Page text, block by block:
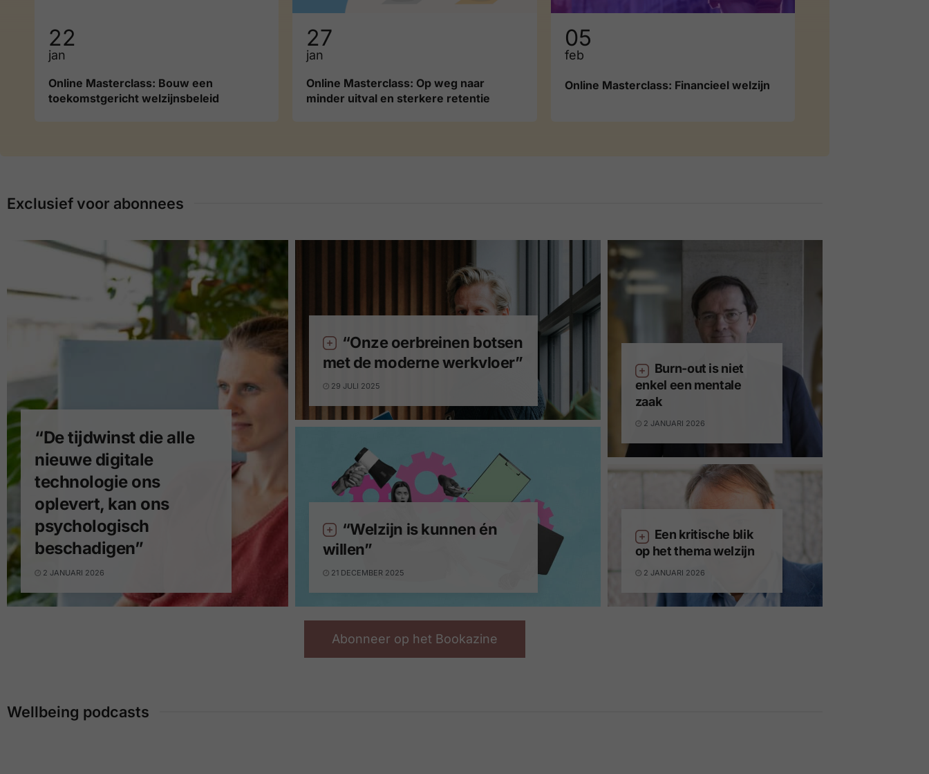
22
jan
Online Masterclass: Bouw een
toekomstgericht welzijnsbeleid
27
jan
Online Masterclass: Op weg naar
minder uitval en sterkere retentie
05
feb
Online Masterclass: Financieel welzijn
Exclusief voor abonnees
“De tijdwinst die alle
nieuwe digitale
technologie ons
oplevert, kan ons
psychologisch
beschadigen”
2 JANUARI 2026
“Onze oerbreinen botsen
met de moderne werkvloer”
29 JULI 2025
“Welzijn is kunnen én
willen”
21 DECEMBER 2025
Burn-out is niet
enkel een mentale
zaak
2 JANUARI 2026
Een kritische blik
op het thema welzijn
2 JANUARI 2026
Abonneer op het Bookazine
Wellbeing podcasts